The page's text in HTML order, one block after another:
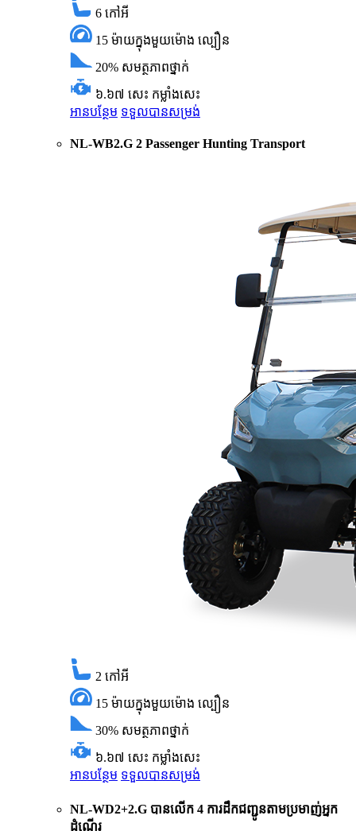
6 កៅអី
15 ម៉ាយក្នុងមួយម៉ោង ល្បឿន
20% សមត្ថភាពថ្នាក់
៦.៦៧ សេះ កម្លាំងសេះ
អានបន្ថែម ទទួលបានសម្រង់
NL-WB2.G 2 Passenger Hunting Transport
2 កៅអី
15 ម៉ាយក្នុងមួយម៉ោង ល្បឿន
30% សមត្ថភាពថ្នាក់
៦.៦៧ សេះ កម្លាំងសេះ
អានបន្ថែម ទទួលបានសម្រង់
NL-WD2+2.G បានលើក 4 ការដឹកជញ្ជូនតាមប្រមាញ់អ្នក
ដំណើរ